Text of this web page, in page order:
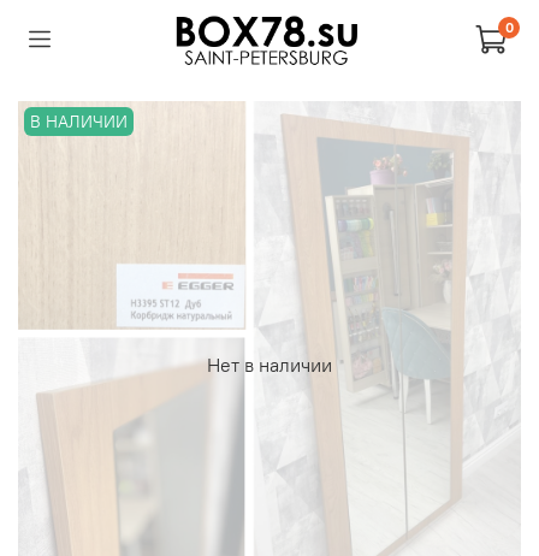
0
Нет в наличии
В НАЛИЧИИ